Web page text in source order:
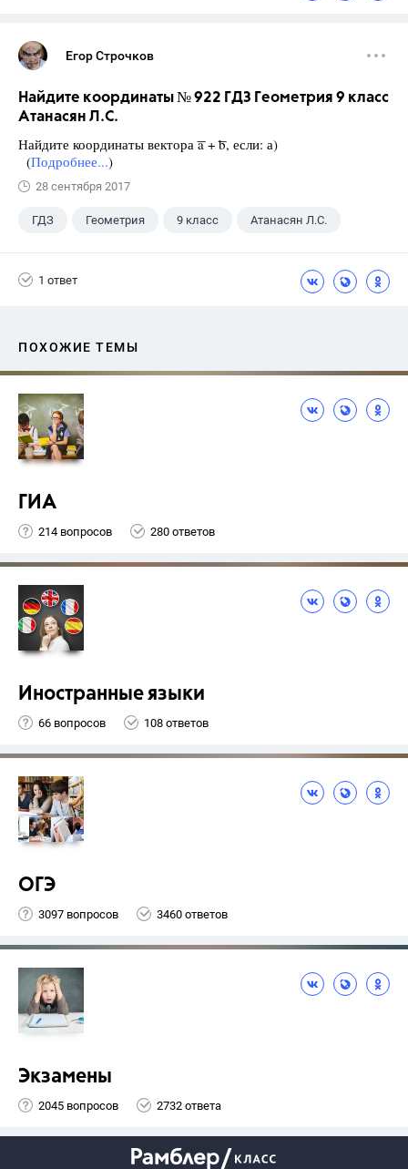
Егор Строчков
Найдите координаты № 922 ГДЗ Геометрия 9 класс
Атанасян Л.С.
Найдите координаты вектора ͞a + ͞b, если: а)
(Подробнее...)
28 сентября 2017
ГДЗ Геометрия 9 класс Атанасян Л.С.
1 ответ
ПОХОЖИЕ ТЕМЫ
ГИА
214 вопросов 280 ответов
Иностранные языки
66 вопросов 108 ответов
ОГЭ
3097 вопросов 3460 ответов
Экзамены
2045 вопросов 2732 ответа